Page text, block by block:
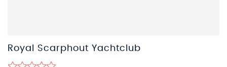
Royal Scarphout Yachtclub